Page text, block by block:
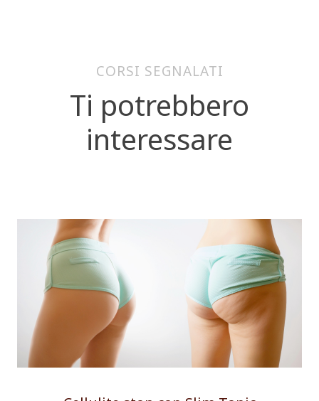
CORSI SEGNALATI
Ti potrebbero
interessare